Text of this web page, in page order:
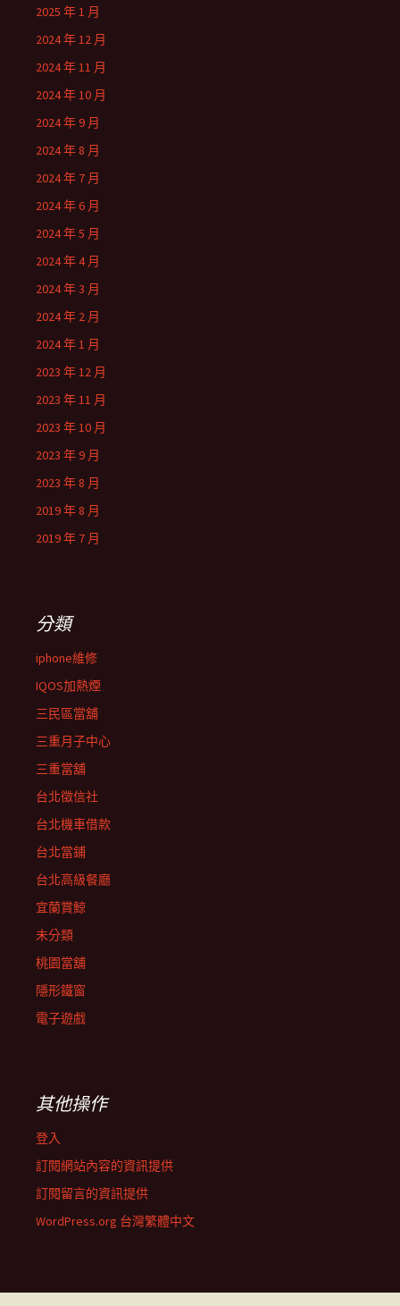
2025 年 1 月
2024 年 12 月
2024 年 11 月
2024 年 10 月
2024 年 9 月
2024 年 8 月
2024 年 7 月
2024 年 6 月
2024 年 5 月
2024 年 4 月
2024 年 3 月
2024 年 2 月
2024 年 1 月
2023 年 12 月
2023 年 11 月
2023 年 10 月
2023 年 9 月
2023 年 8 月
2019 年 8 月
2019 年 7 月
分類
iphone維修
IQOS加熱煙
三民區當舖
三重月子中心
三重當舖
台北徵信社
台北機車借款
台北當鋪
台北高級餐廳
宜蘭賞鯨
未分類
桃園當舖
隱形鐵窗
電子遊戲
其他操作
登入
訂閱網站內容的資訊提供
訂閱留言的資訊提供
WordPress.org 台灣繁體中文